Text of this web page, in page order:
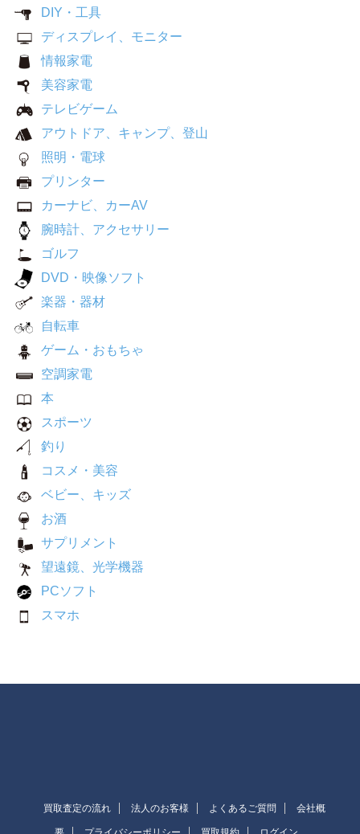
DIY・工具
ディスプレイ、モニター
情報家電
美容家電
テレビゲーム
アウトドア、キャンプ、登山
照明・電球
プリンター
カーナビ、カーAV
腕時計、アクセサリー
ゴルフ
DVD・映像ソフト
楽器・器材
自転車
ゲーム・おもちゃ
空調家電
本
スポーツ
釣り
コスメ・美容
ベビー、キッズ
お酒
サプリメント
望遠鏡、光学機器
PCソフト
スマホ
買取査定の流れ 法人のお客様 よくあるご質問 会社概